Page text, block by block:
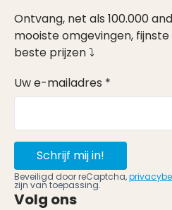
Ontvang, net als 100.000
mooiste omgevingen,
beste prijzen ⤵
Uw e-mailadres *
Schrijf mij in!
Beveiligd door reCaptcha,
zijn van toepassing.
Volg ons